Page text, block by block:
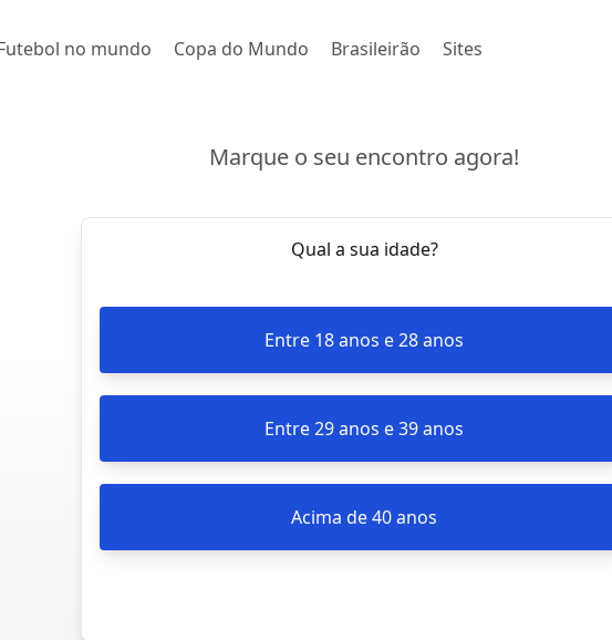
no mundo Copa do Mundo Brasileirão Sites
Marque o seu encontro agora!
Qual a sua idade?
Entre 18 anos e 28 anos
Entre 29 anos e 39 anos
Acima de 40 anos